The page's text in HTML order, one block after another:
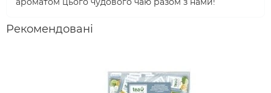
Рекомендовані